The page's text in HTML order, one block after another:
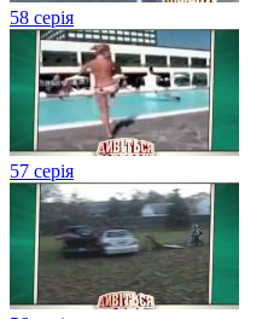
58 серія
57 серія